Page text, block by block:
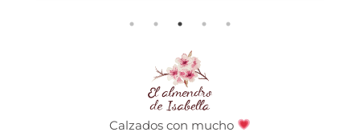
Calzados con mucho